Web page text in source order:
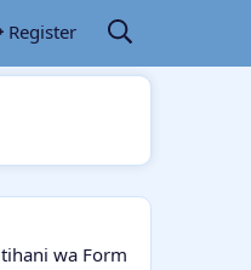
Register
wa Form